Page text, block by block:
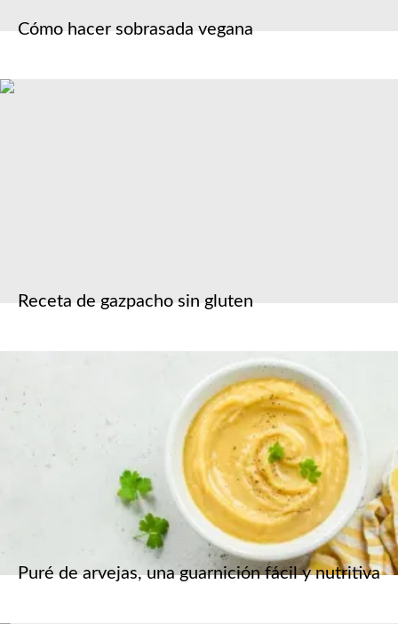
Cómo hacer sobrasada vegana
Receta de gazpacho sin gluten
Puré de arvejas, una guarnición fácil y nutritiva